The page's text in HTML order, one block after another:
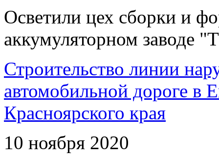
Осветили цех сборки и
аккумуляторном заводе
Строительство линии
автомобильной дороге в
Красноярского края
10 ноября 2020